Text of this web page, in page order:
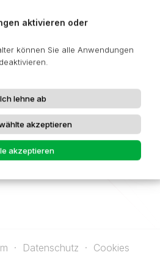
Datenschutz Cookies
aktivieren oder
können Sie alle Anwendungen
Ich lehne ab
akzeptieren
akzeptieren